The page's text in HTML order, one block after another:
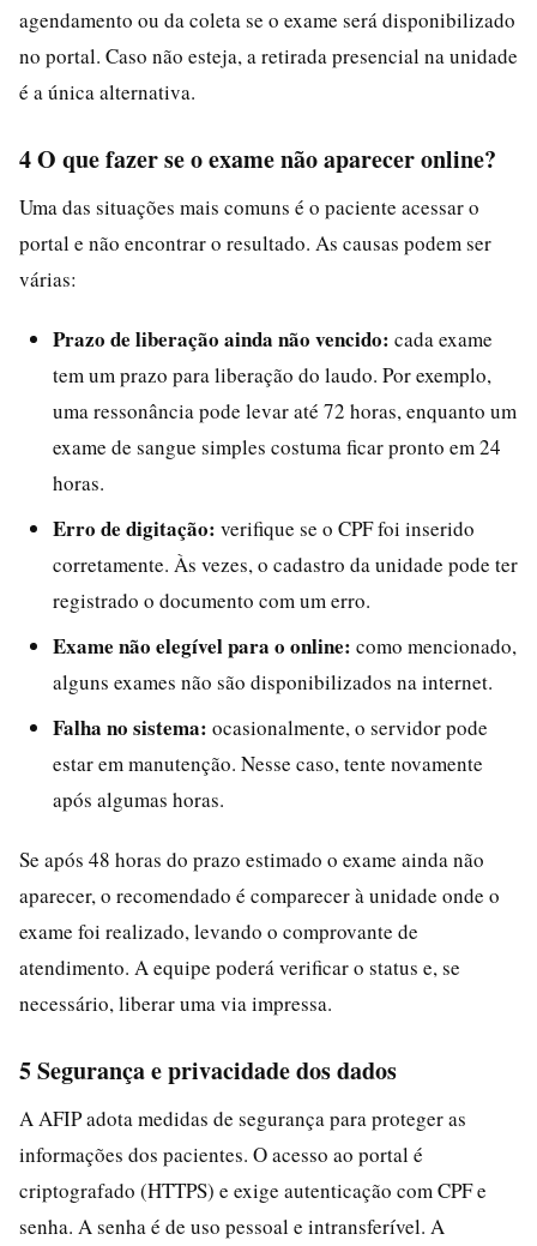
agendamento ou da coleta se o exame será disponibilizado
no portal. Caso não esteja, a retirada presencial na unidade
é a única alternativa.
4 O que fazer se o exame não aparecer online?
Uma das situações mais comuns é o paciente acessar o
portal e não encontrar o resultado. As causas podem ser
várias:
Prazo de liberação ainda não vencido: cada exame
tem um prazo para liberação do laudo. Por exemplo,
uma ressonância pode levar até 72 horas, enquanto um
exame de sangue simples costuma ficar pronto em 24
horas.
Erro de digitação: verifique se o CPF foi inserido
corretamente. Às vezes, o cadastro da unidade pode ter
registrado o documento com um erro.
Exame não elegível para o online: como mencionado,
alguns exames não são disponibilizados na internet.
Falha no sistema: ocasionalmente, o servidor pode
estar em manutenção. Nesse caso, tente novamente
após algumas horas.
Se após 48 horas do prazo estimado o exame ainda não
aparecer, o recomendado é comparecer à unidade onde o
exame foi realizado, levando o comprovante de
atendimento. A equipe poderá verificar o status e, se
necessário, liberar uma via impressa.
5 Segurança e privacidade dos dados
A AFIP adota medidas de segurança para proteger as
informações dos pacientes. O acesso ao portal é
criptografado (HTTPS) e exige autenticação com CPF e
senha. A senha é de uso pessoal e intransferível. A